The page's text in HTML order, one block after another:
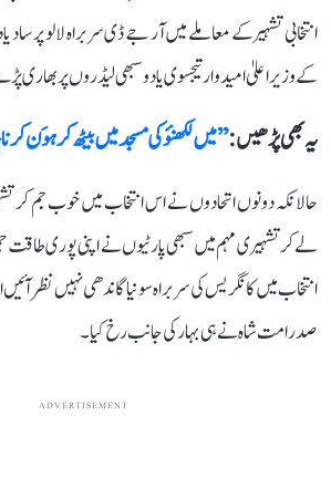
انتخابی تشہیر کے معاملے میں آر جے ڈی سربراہ لالو پرساد
کے وزیر اعلیٰ امیدوار تیجسوی یادو سبھی لیڈروں پر بھاری
یہ بھی پڑھیں :’’میں لکھنؤ کی مسجد میں بیٹھ کر ہوَن
حالانکہ دونوں اتحادوں نے اس انتخاب میں خوب جم کر
لے کر تشہیری مہم میں سبھی پارٹیوں نے اپنی پوری
انتخاب میں کانگریس کی سربراہ سونیا گاندھی نہیں نظر
صدر امت شاہ نے ہی بہار کی جانب رخ کیا۔
ADVERTISEMENT